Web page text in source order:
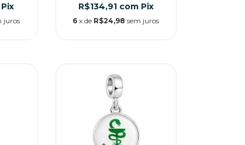
Pix
juros
R$134,91 com Pix
6 x de R$24,98 sem juros